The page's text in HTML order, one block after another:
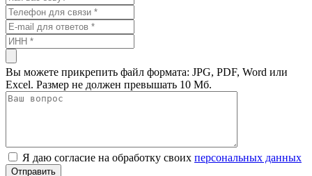
Вы можете прикрепить файл формата: JPG, PDF, Word или
Excel. Размер не должен превышать 10 Мб.
Я даю согласие на обработку своих персональных данных